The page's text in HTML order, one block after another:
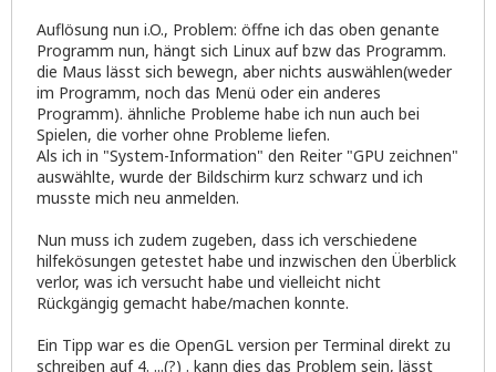
Auflösung nun i.O., Problem: öffne ich das oben genante
Programm nun, hängt sich Linux auf bzw das Programm.
die Maus lässt sich bewegn, aber nichts auswählen(weder
im Programm, noch das Menü oder ein anderes
Programm). ähnliche Probleme habe ich nun auch bei
Spielen, die vorher ohne Probleme liefen.
Als ich in "System-Information" den Reiter "GPU zeichnen"
auswählte, wurde der Bildschirm kurz schwarz und ich
musste mich neu anmelden.
Nun muss ich zudem zugeben, dass ich verschiedene
hilfekösungen getestet habe und inzwischen den Überblick
verlor, was ich versucht habe und vielleicht nicht
Rückgängig gemacht habe/machen konnte.
Ein Tipp war es die OpenGL version per Terminal direkt zu
schreiben auf 4. ...(?) . kann dies das Problem sein, lässt